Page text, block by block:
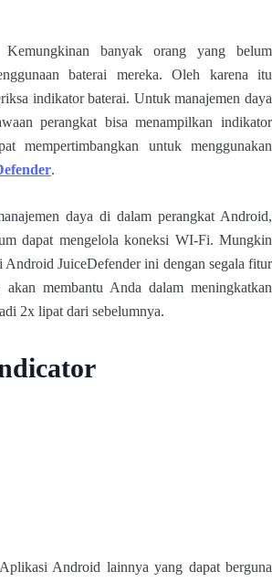
Kemungkinan banyak orang yang belum
baterai mereka. Oleh karena itu
indikator baterai. Untuk manajemen daya
perangkat bisa menampilkan indikator
mempertimbangkan untuk menggunakan
.
daya di dalam perangkat Android,
dapat mengelola koneksi WI-Fi. Mungkin
Android JuiceDefender ini dengan segala fitur
membantu Anda dalam meningkatkan
2x lipat dari sebelumnya.
Aplikasi Android lainnya yang dapat berguna